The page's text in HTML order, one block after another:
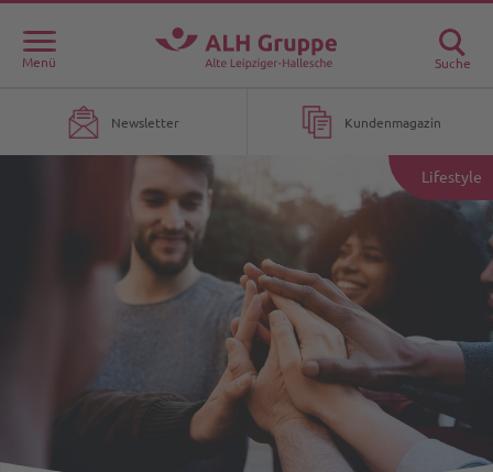
Menü Suche
Newsletter Kundenmagazin
Lifestyle